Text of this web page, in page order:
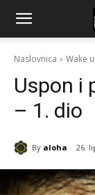
Naslovnica Wake
Uspon i
– 1. dio
By aloha 26.